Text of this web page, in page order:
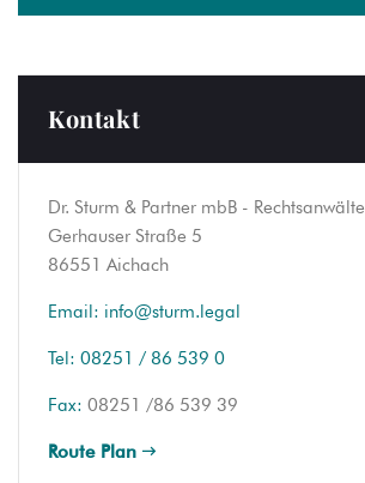
Kontakt
Dr. Sturm & Partner mbB - Rechtsanwälte
Gerhauser Straße 5
86551 Aichach
Email: info@sturm.legal
Tel: 08251 / 86 539 0
Fax: 08251 /86 539 39
Route Plan